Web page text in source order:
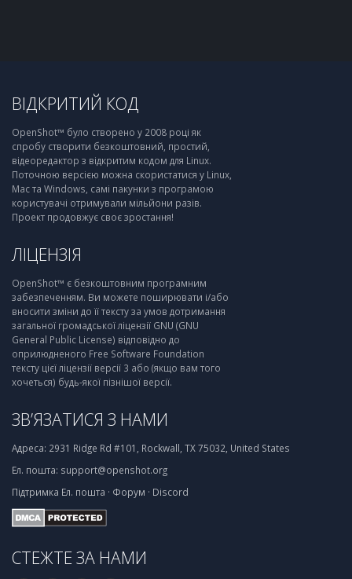
ВІДКРИТИЙ КОД
OpenShot™ було створено у 2008 році як
спробу створити безкоштовний, простий,
відеоредактор з відкритим кодом для Linux.
Поточною версією можна скористатися у Linux,
Mac та Windows, самі пакунки з програмою
користувачі отримували мільйони разів.
Проект продовжує своє зростання!
ЛІЦЕНЗІЯ
OpenShot™ є безкоштовним програмним
забезпеченням. Ви можете поширювати і/або
вносити зміни до її тексту за умов дотримання
загальної громадської ліцензії GNU (GNU
General Public License) відповідно до
оприлюдненого Free Software Foundation
тексту цієї ліцензії версії 3 або (якщо вам того
хочеться) будь-якої пізнішої версії.
ЗВ’ЯЗАТИСЯ З НАМИ
Адреса: 2931 Ridge Rd #101, Rockwall, TX 75032, United States
Ел. пошта: support@openshot.org
Підтримка Ел. пошта · Форум · Discord
СТЕЖТЕ ЗА НАМИ